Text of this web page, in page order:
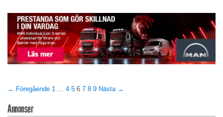
← Föregående 1 4 5 6 7 8 9 Nästa →
Annonser